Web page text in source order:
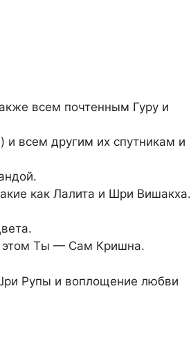
всем почтенным Гуру и
всем другим их спутникам и
как Лалита и Шри Вишакха.
этом Ты — Сам Кришна.
Рупы и воплощение любви